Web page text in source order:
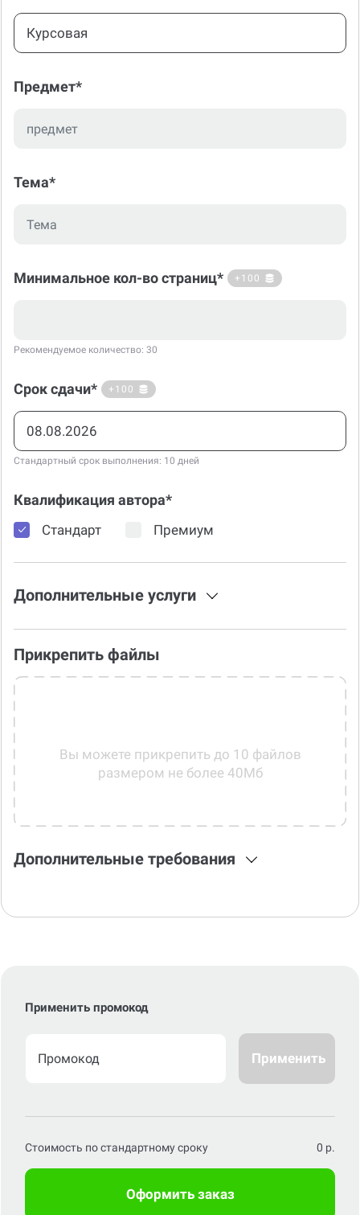
Курсовая
Предмет*
Тема*
Минимальное кол-во страниц* +100
Рекомендуемое количество: 30
Срок сдачи* +100
Стандартный срок выполнения: 10 дней
Квалификация автора*
Стандарт Премиум
Дополнительные услуги
Прикрепить файлы
Вы можете прикрепить до 10 файлов
размером не более 40Мб
Дополнительные требования
Применить промокод
Применить
Стоимость по стандартному сроку 0 р.
Оформить заказ